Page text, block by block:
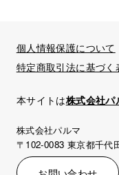
個人情報保護について
特定商取引法に基づく
本サイトは株式会社パ
株式会社パルマ
〒102-0083 東京都千代